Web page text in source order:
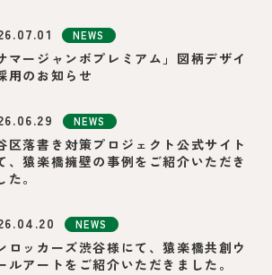
NEWS
マージャンボプレミアム」図柄デザイ
用のお知らせ
NEWS
区落書き対策プロジェクト公式サイト
、猿楽橋擁壁の事例をご紹介いただき
た。
NEWS
ロッカーズ渋谷様にて、猿楽橋共創ウ
ルアートをご紹介いただきました。